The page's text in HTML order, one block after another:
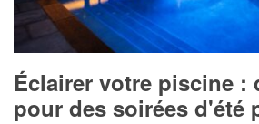
Éclairer votre piscine :
pour des soirées d'été